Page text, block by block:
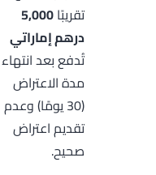
تقريبًا5,000
درهم إماراتي
تُدفع بعد انتهاء
مدة الاعتراض
(30 يومًا) وعدم
تقديم اعتراض
صحيح.